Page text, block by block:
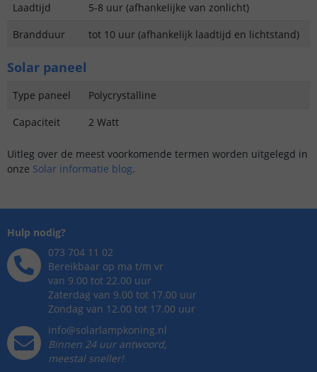
Laadtijd
5-8 uur (afhankelijke van zonlicht)
Brandduur
tot 10 uur (afhankelijk laadtijd en lichtstand)
Solar paneel
Type paneel
Polycrystalline
Capaciteit
2 Watt
Uitleg over de meest voorkomende termen worden uitgelegd in
onze Solar informatie blog.
Hulp nodig?
073 704 11 02
Bereikbaar op ma t/m vr
van 9.00 tot 22.00 uur
Zaterdag van 9.00 tot 17.00 uur
Zondag van 12.00 tot 17.00 uur
info@solarlampkoning.nl
Binnen 24 uur antwoord,
meestal sneller!